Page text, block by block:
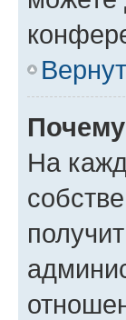
На